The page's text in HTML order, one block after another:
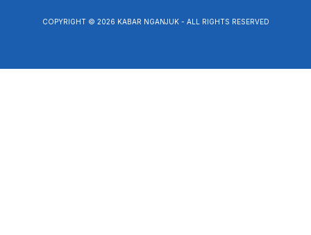
COPYRIGHT © 2026 KABAR NGANJUK - ALL RIGHTS RESERVED